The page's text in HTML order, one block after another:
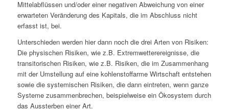
Mittelabflüssen und/oder einer negativen Abweichung von einer
erwarteten Veränderung des Kapitals, die im Abschluss nicht
erfasst ist, bei.
Unterschieden werden hier dann noch die drei Arten von Risiken:
Die physischen Risiken, wie z.B. Extremwetterereignisse, die
transitorischen Risiken, wie z.B. Risiken, die im Zusammenhang
mit der Umstellung auf eine kohlenstoffarme Wirtschaft entstehen
sowie die systemischen Risiken, die dann eintreten, wenn ganze
Systeme zusammenbrechen, beispielweise ein Ökosystem durch
das Aussterben einer Art.